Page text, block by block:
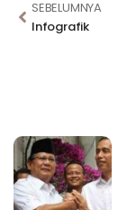
SEBELUMNYA
Infografik